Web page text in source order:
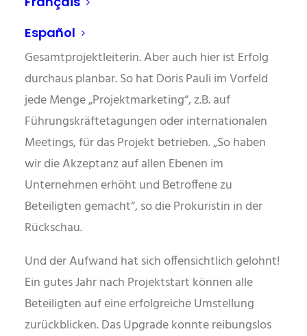
Español
langfristige Planung, klare Verantwortlichkeiten
und eiserne Disziplin“, so Krisitin Neidhardt, die
Gesamtprojektleiterin. Aber auch hier ist Erfolg
durchaus planbar. So hat Doris Pauli im Vorfeld
jede Menge „Projektmarketing“, z.B. auf
Führungskräftetagungen oder internationalen
Meetings, für das Projekt betrieben. „So haben
wir die Akzeptanz auf allen Ebenen im
Unternehmen erhöht und Betroffene zu
Beteiligten gemacht“, so die Prokuristin in der
Rückschau.
Und der Aufwand hat sich offensichtlich gelohnt!
Ein gutes Jahr nach Projektstart können alle
Beteiligten auf eine erfolgreiche Umstellung
zurückblicken. Das Upgrade konnte reibungslos